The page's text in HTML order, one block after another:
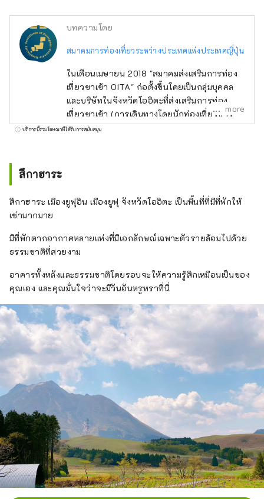
บทความโดย
สมาคมการท่องเที่ยวระหว่างประเทศแห่งประเทศญี่ปุ่น
ในเดือนเมษายน 2018 "สมาคมส่งเสริมการท่อง
เที่ยวขาเข้า OITA" ก่อตั้งขึ้นโดยเป็นกลุ่มบุคคล
และบริษัทในจังหวัดโออิตะที่ส่งเสริมการท่อง
เที่ยวขาเข้า (การเดินทางโดยนักท่องเที่ยวชาว
ต่างชาติที่มาเยือนญี่ปุ่น) ต่อมาในเดือนกรกฎาคม
เที่ยว ได้แก่ "การพัฒนาทรัพยากรมนุษย์ด้านการ
ท่องเที่ยว" "การค้นพบวัสดุการท่องเที่ยวและการ
ส่งเสริม" เพื่อแก้ปัญหา "การปรับปรุงสภาพ
แวดล้อมการรับ" เรากำลังพัฒนาโครงการต่างๆ
more
บริการนี้รวมโฆษณาที่ได้รับการสนับสนุน
สึกาฮาระ
สึกาฮาระ เมืองยูฟุอิน เมืองยูฟุ จังหวัดโออิตะ เป็นพื้นที่ที่มีที่พักให้
เช่ามากมาย
มีที่พักตากอากาศหลายแห่งที่มีเอกลักษณ์เฉพาะตัวรายล้อมไปด้วย
ธรรมชาติที่สวยงาม
อาคารทั้งหลังและธรรมชาติโดยรอบจะให้ความรู้สึกเหมือนเป็นของ
คุณเอง และคุณมั่นใจว่าจะมีวันอันหรูหราที่นี่